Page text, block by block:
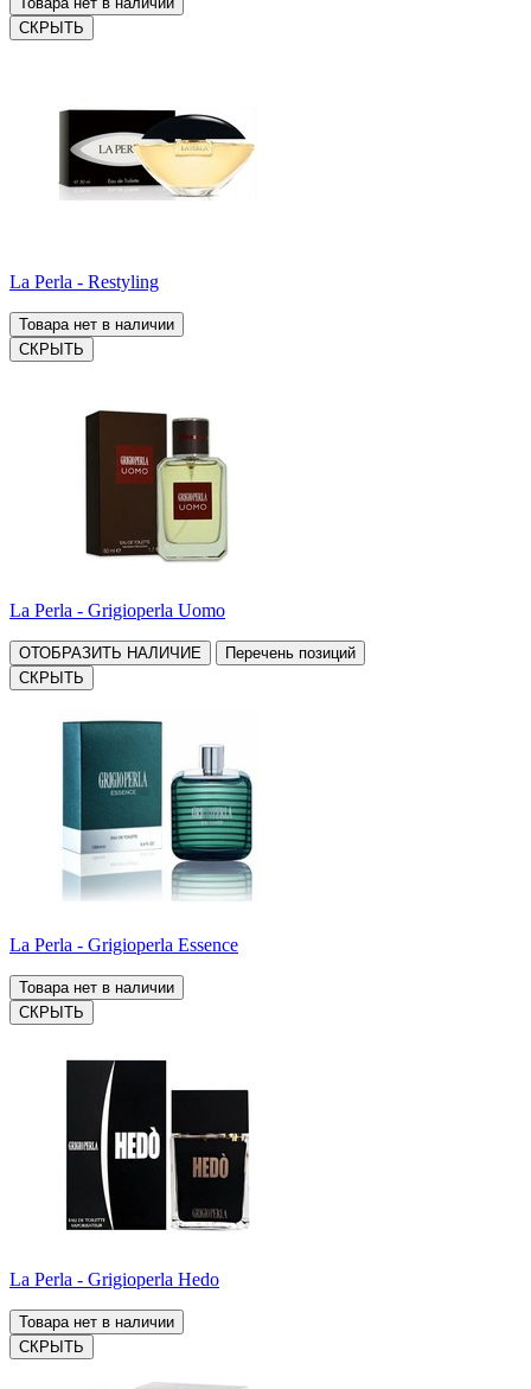
СКРЫТЬ
La Perla - Restyling
Товара нет в наличии
СКРЫТЬ
La Perla - Grigioperla Uomo
ОТОБРАЗИТЬ НАЛИЧИЕ
Перечень позиций
СКРЫТЬ
La Perla - Grigioperla Essence
Товара нет в наличии
СКРЫТЬ
La Perla - Grigioperla Hedo
Товара нет в наличии
СКРЫТЬ